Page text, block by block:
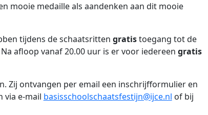
mooie medaille als aandenken aan dit mooie
tijdens de schaatsritten gratistoegang tot de
afloop vanaf 20.00 uur is er voor iedereen gratis
Zij ontvangen per email een inschrijfformulier en
via e-mail basisschoolschaatsfestijn@ijce.nl of bij